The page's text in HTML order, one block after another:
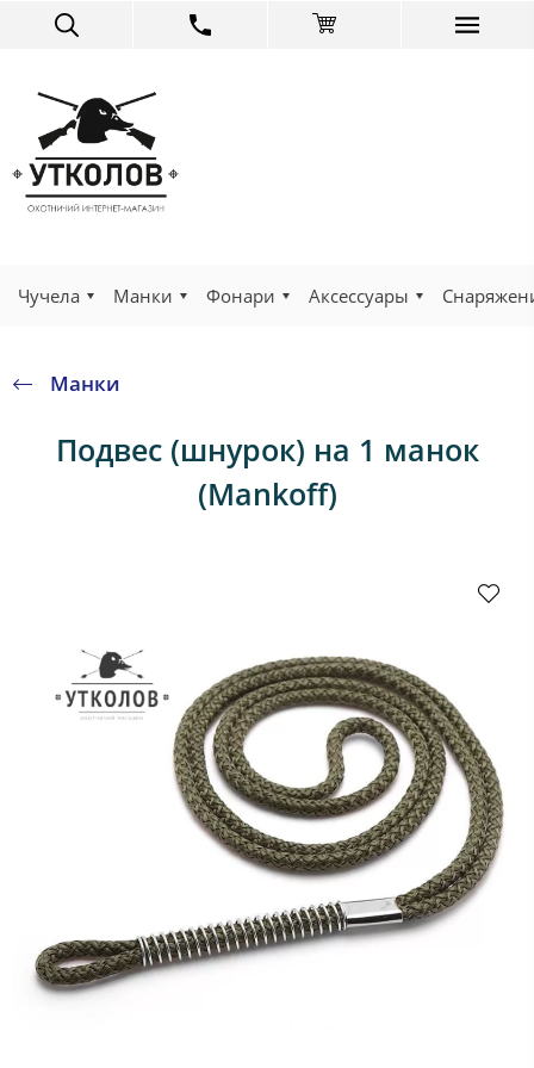
Чучела Манки Фонари Аксессуары
Манки
Подвес (шнурок) на 1 манок
(Mankoff)